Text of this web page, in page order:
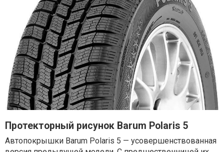
Протекторный рисунок Barum Polaris 5
Автопокрышки Barum Polaris 5 — усовершенствованная